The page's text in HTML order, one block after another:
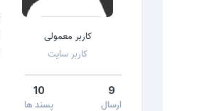
کاربر معمولی
کاربر سایت
9
ارسال
10
پسند ها